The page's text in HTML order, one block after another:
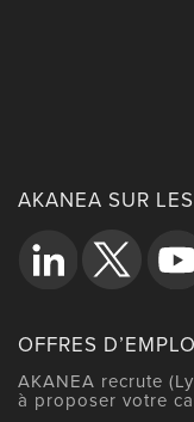
AKANEA SUR
OFFRES
AKANEA recrute
à proposer votre